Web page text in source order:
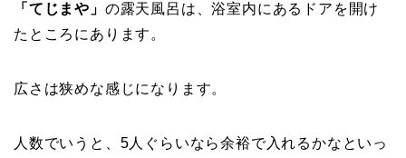
「てじまや」 の露天風呂は、浴室内にあるドアを開け
たところにあります。
広さは狭めな感じになります。
人数でいうと、5人ぐらいなら余裕で入れるかなといっ